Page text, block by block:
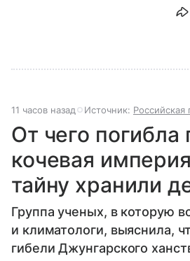
11 часов назад Источник: Российская
От чего погибла
кочевая
тайну хранили
Группа ученых, в которую
и климатологи, выяснила,
гибели Джунгарского